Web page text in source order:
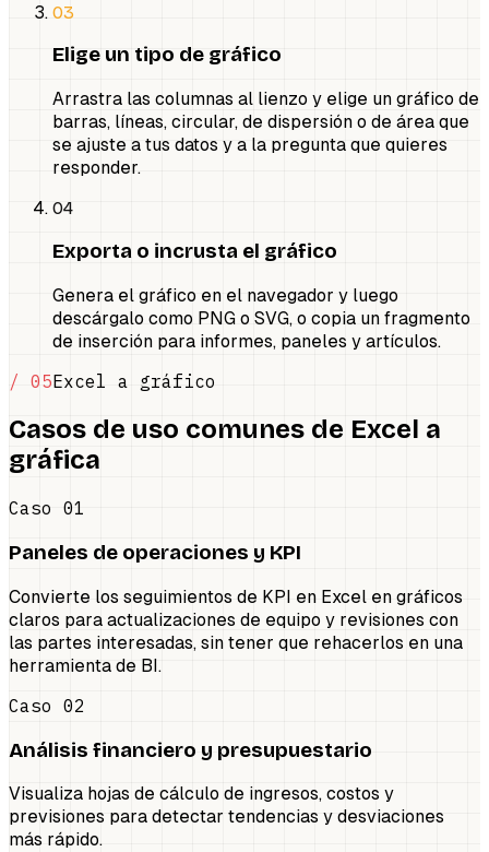
03
Elige un tipo de gráfico
Arrastra las columnas al lienzo y elige un gráfico de
barras, líneas, circular, de dispersión o de área que
se ajuste a tus datos y a la pregunta que quieres
responder.
04
Exporta o incrusta el gráfico
Genera el gráfico en el navegador y luego
descárgalo como PNG o SVG, o copia un fragmento
de inserción para informes, paneles y artículos.
/ 05Excel a gráfico
Casos de uso comunes de Excel a
gráfica
Caso 01
Paneles de operaciones y KPI
Convierte los seguimientos de KPI en Excel en gráficos
claros para actualizaciones de equipo y revisiones con
las partes interesadas, sin tener que rehacerlos en una
herramienta de BI.
Caso 02
Análisis financiero y presupuestario
Visualiza hojas de cálculo de ingresos, costos y
previsiones para detectar tendencias y desviaciones
más rápido.